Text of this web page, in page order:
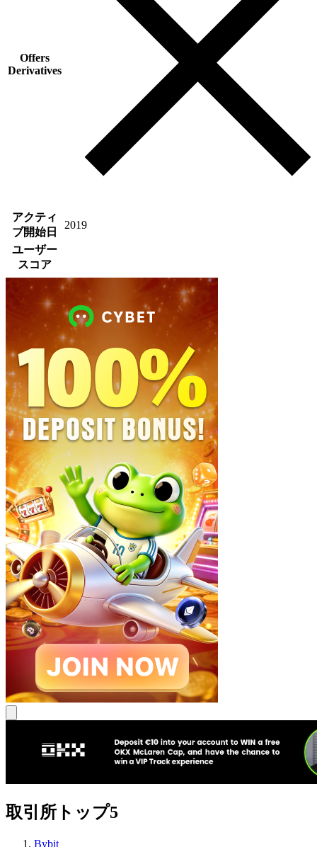
Offers
Derivatives
アクティ
ブ開始日
2019
ユーザー
スコア
取引所トップ5
Bybit